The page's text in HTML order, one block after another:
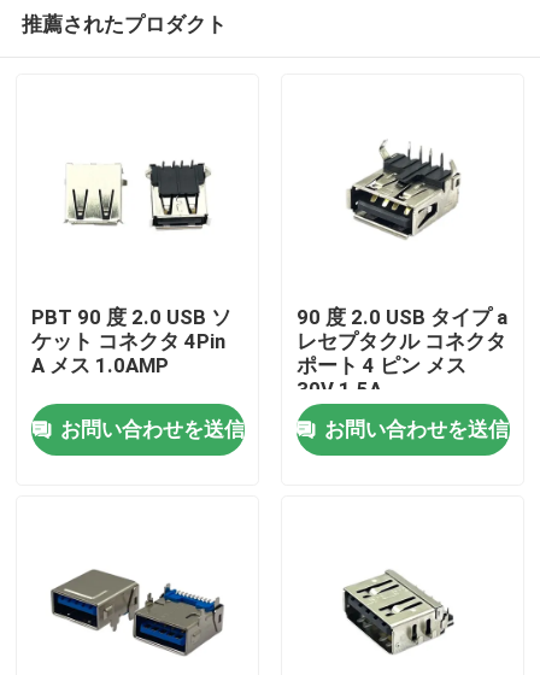
ホーム
接触
推薦されたプロダクト
PBT 90 度 2.0 USB ソ
ケット コネクタ 4Pin
A メス 1.0AMP
お問い合わせを送信
90 度 2.0 USB タイプ a
レセプタクル コネクタ
ポート 4 ピン メス
30V 1.5A
お問い合わせを送信